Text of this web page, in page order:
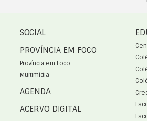
SOCIAL
PROVÍNCIA EM FOCO
Província em Foco
Multimídia
AGENDA
ACERVO DIGITAL